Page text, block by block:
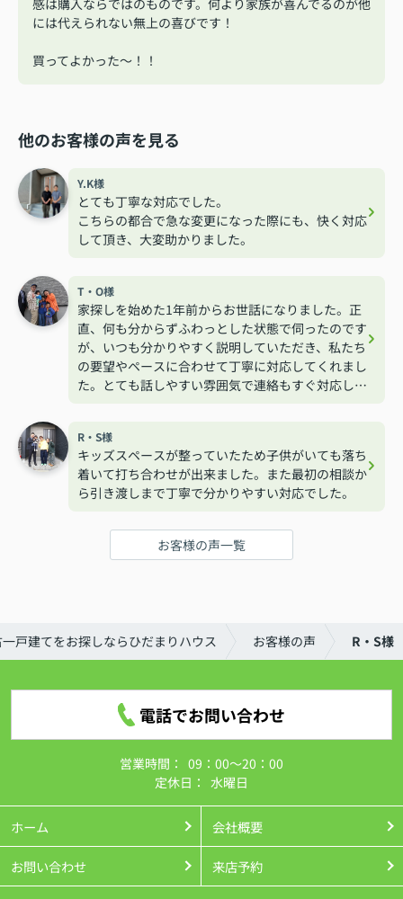
には代えられない無上の喜びです！
買ってよかった～！！
他のお客様の声を見る
Y.K様
とても丁寧な対応でした。
こちらの都合で急な変更になった際にも、快く対応
して頂き、大変助かりました。
T・O様
家探しを始めた1年前からお世話になりました。正
直、何も分からずふわっとした状態で伺ったのです
が、いつも分かりやすく説明していただき、私たち
の要望やペースに合わせて丁寧に対応してくれまし
た。とても話しやすい雰囲気で連絡もすぐ対応して
R・S様
キッズスペースが整っていたため子供がいても落ち
着いて打ち合わせが出来ました。また最初の相談か
ら引き渡しまで丁寧で分かりやすい対応でした。
お客様の声一覧
戸建てをお探しならひだまりハウス お客様の声 R・S様
電話でお問い合わせ
営業時間： 09：00～20：00
定休日： 水曜日
ホーム 会社概要
お問い合わせ 来店予約